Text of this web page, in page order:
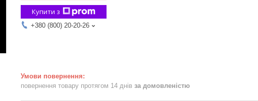
Купити з
+380 (800) 20-20-26
повернення товару протягом 14 днів за домовленістю